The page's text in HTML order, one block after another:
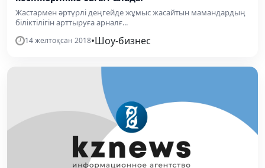
Жастармен әртүрлі деңгейде жұмыс жасайтын мамандардың
біліктілігін арттыруға арналғ...
14 желтоқсан 2018•Шоу-бизнес